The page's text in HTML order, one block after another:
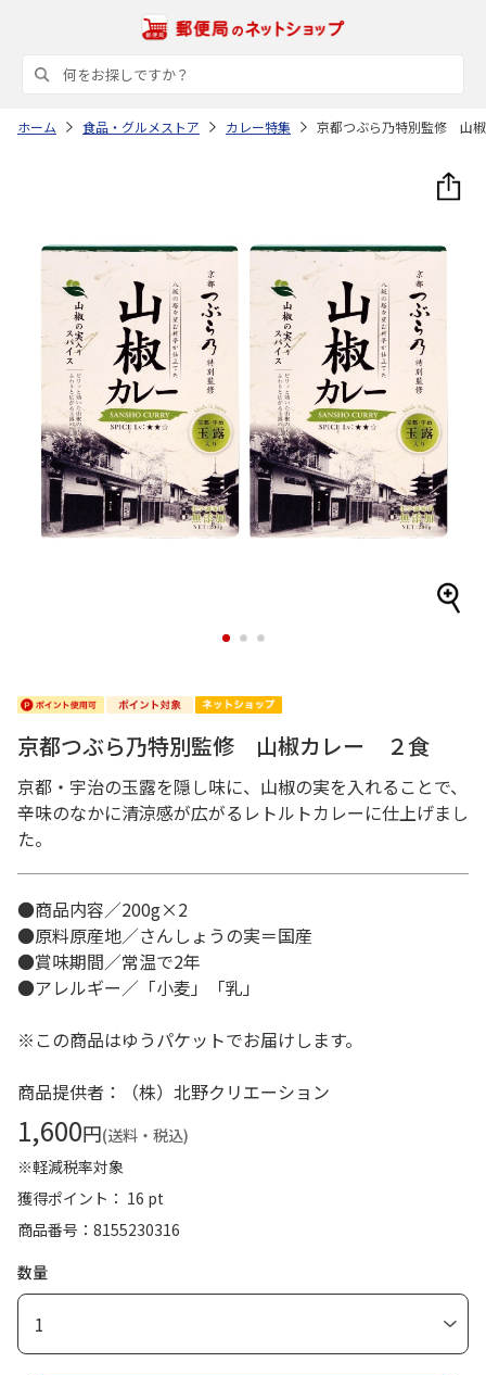
ホーム 食品・グルメストア カレー特集 京都つぶら乃特別監修 山
1 2 3
京都つぶら乃特別監修 山椒カレー ２食
京都・宇治の玉露を隠し味に、山椒の実を入れることで、
辛味のなかに清涼感が広がるレトルトカレーに仕上げまし
た。
●商品内容／200g×2
●原料原産地／さんしょうの実＝国産
●賞味期間／常温で2年
●アレルギー／「小麦」「乳」
※この商品はゆうパケットでお届けします。
商品提供者：（株）北野クリエーション
1,600円(送料・税込)
※軽減税率対象
獲得ポイント： 16 pt
商品番号
8155230316
数量
1